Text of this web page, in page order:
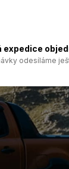
expedice
odesíláme